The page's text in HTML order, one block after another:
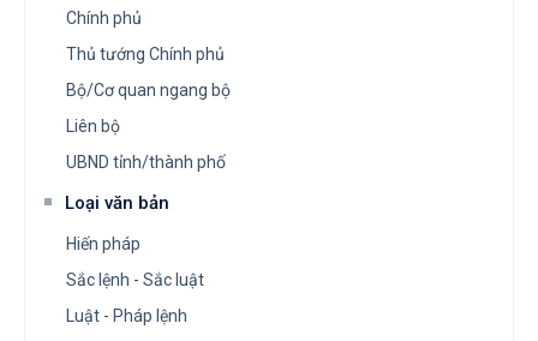
Chính phủ
Thủ tướng Chính phủ
Bộ/Cơ quan ngang bộ
Liên bộ
UBND tỉnh/thành phố
Loại văn bản
Hiến pháp
Sắc lệnh - Sắc luật
Luật - Pháp lệnh